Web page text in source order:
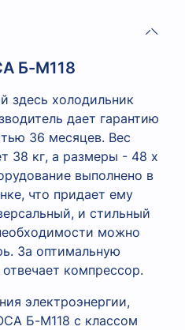
Б-M118
здесь холодильник
дает гарантию
36 месяцев. Вес
38 кг, а размеры - 48 х
выполнено в
что придает ему
и стильный
можно
За оптимальную
компрессор.
электроэнергии,
Б-M118 с классом